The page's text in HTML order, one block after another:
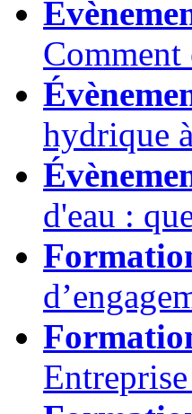
Comment
hydrique
d'eau :